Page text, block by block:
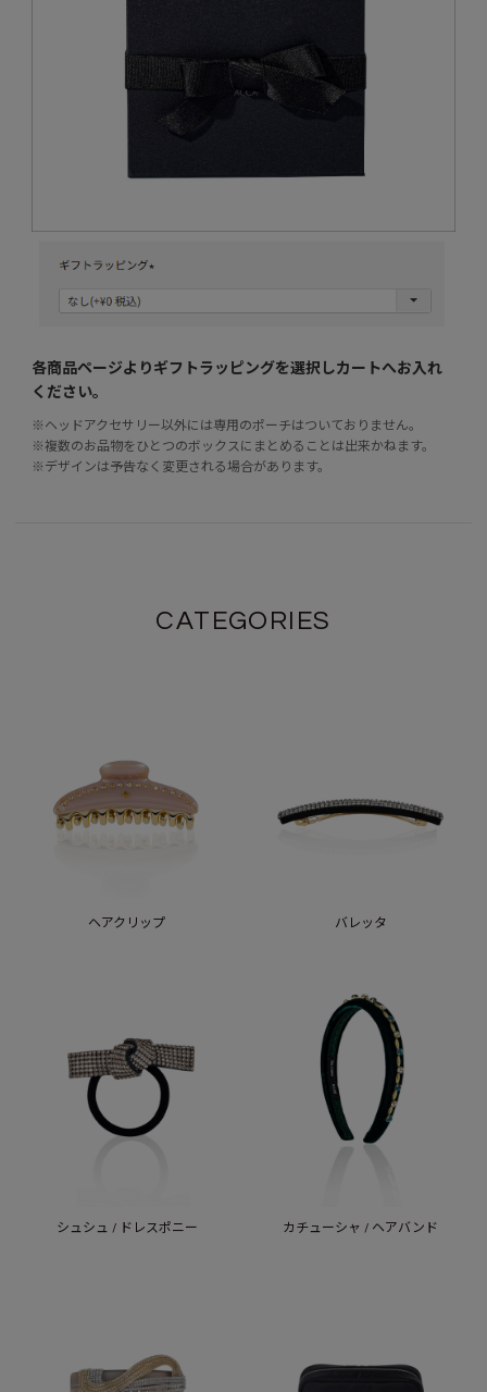
各商品ページよりギフトラッピングを選択しカートへお入れ
ください。
※ヘッドアクセサリー以外には専用のポーチはついておりません。
※複数のお品物をひとつのボックスにまとめることは出来かねます。
※デザインは予告なく変更される場合があります。
CATEGORIES
ヘアクリップ バレッタ
シュシュ / ドレスポニー カチューシャ / ヘアバンド